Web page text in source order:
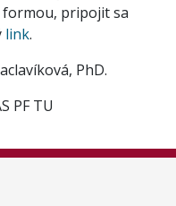
pripojit sa
link.
PhD.
PF TU